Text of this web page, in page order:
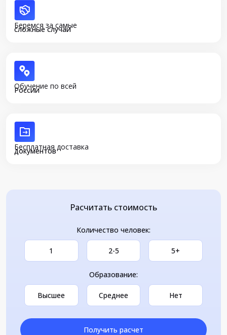
Беремся за самые
сложные случаи
Обучение по всей
России
Бесплатная доставка
документов
Расчитать стоимость
Количество человек:
1 2-5 5+
Образование:
Высшее Среднее Нет
Получить расчет